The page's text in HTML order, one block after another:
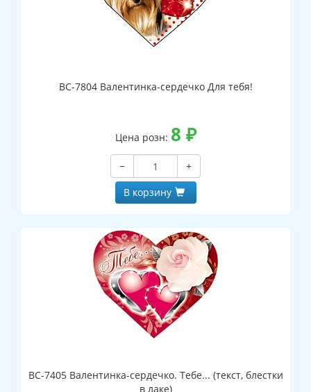
ВС-7804 Валентинка-сердечко Для тебя!
Цена розн: 8 ₽
−
+
В корзину
ВС-7405 Валентинка-сердечко. Тебе... (текст, блестки
в лаке)